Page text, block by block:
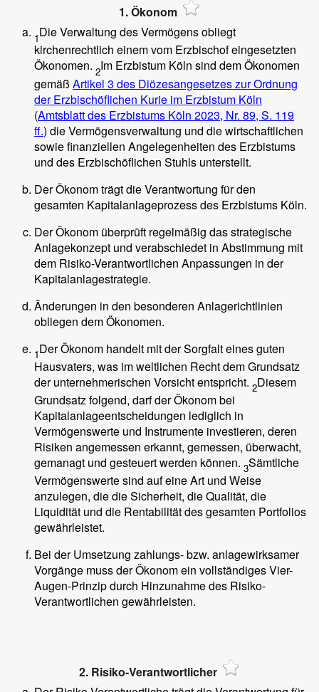
1. Ökonom
1Die Verwaltung des Vermögens obliegt
kirchenrechtlich einem vom Erzbischof eingesetzten
Ökonomen. 2Im Erzbistum Köln sind dem Ökonomen
gemäß Artikel 3 des Diözesangesetzes zur Ordnung
der Erzbischöflichen Kurie im Erzbistum Köln
(Amtsblatt des Erzbistums Köln 2023, Nr. 89, S. 119
ff.) die Vermögensverwaltung und die wirtschaftlichen
sowie finanziellen Angelegenheiten des Erzbistums
und des Erzbischöflichen Stuhls unterstellt.
Der Ökonom trägt die Verantwortung für den
gesamten Kapitalanlageprozess des Erzbistums Köln.
Der Ökonom überprüft regelmäßig das strategische
Anlagekonzept und verabschiedet in Abstimmung mit
dem Risiko-Verantwortlichen Anpassungen in der
Kapitalanlagestrategie.
Änderungen in den besonderen Anlagerichtlinien
obliegen dem Ökonomen.
1Der Ökonom handelt mit der Sorgfalt eines guten
Hausvaters, was im weltlichen Recht dem Grundsatz
der unternehmerischen Vorsicht entspricht. 2Diesem
Grundsatz folgend, darf der Ökonom bei
Kapitalanlageentscheidungen lediglich in
Vermögenswerte und Instrumente investieren, deren
Risiken angemessen erkannt, gemessen, überwacht,
gemanagt und gesteuert werden können. 3Sämtliche
Vermögenswerte sind auf eine Art und Weise
anzulegen, die die Sicherheit, die Qualität, die
Liquidität und die Rentabilität des gesamten Portfolios
gewährleistet.
Bei der Umsetzung zahlungs- bzw. anlagewirksamer
Vorgänge muss der Ökonom ein vollständiges Vier-
Augen-Prinzip durch Hinzunahme des Risiko-
Verantwortlichen gewährleisten.
2. Risiko-Verantwortlicher